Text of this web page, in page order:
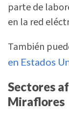
parte de
en la red
También
en Estados
Sectores
Miraflores